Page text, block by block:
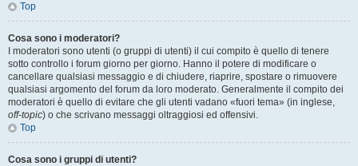
Top
Cosa sono i moderatori?
I moderatori sono utenti (o gruppi di utenti) il cui compito è quello di tenere
sotto controllo i forum giorno per giorno. Hanno il potere di modificare o
cancellare qualsiasi messaggio e di chiudere, riaprire, spostare o rimuovere
qualsiasi argomento del forum da loro moderato. Generalmente il compito dei
moderatori è quello di evitare che gli utenti vadano «fuori tema» (in inglese,
off-topic) o che scrivano messaggi oltraggiosi ed offensivi.
Top
Cosa sono i gruppi di utenti?